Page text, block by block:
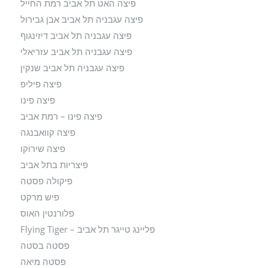
פיצה האט תל אביב רמת החייל
פיצה עגבניה תל אביב אבן גבירול
פיצה עגבניה תל אביב דיזינגוף
פיצה עגבניה תל אביב עזריאלי
פיצה עגבניה תל אביב שנקין
פיצה פיליפ
פיצה פינו
פיצה פינו – רמת אביב
פיצה קוואבנגה
פיצה שירוקו
פיצריות בתל אביב
פיקולה פסטה
פיש מרקט
פלורנטין האוס
פליינג טייגר תל אביב – Flying Tiger
פסטה בסטה
פסטה מיאה